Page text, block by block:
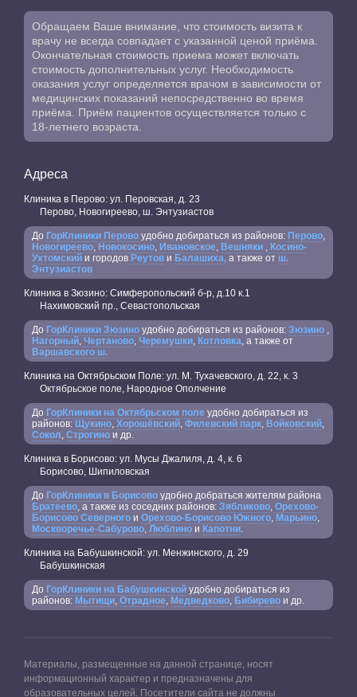
Обращаем Ваше внимание, что стоимость визита к
врачу не всегда совпадает с указанной ценой приёма.
Окончательная стоимость приема может включать
стоимость дополнительных услуг. Необходимость
оказания услуг определяется врачом в зависимости от
медицинских показаний непосредственно во время
приёма. Приём пациентов осуществляется только с
18-летнего возраста.
Адреса
Клиника в Перово: ул. Перовская, д. 23
Перово, Новогиреево, ш. Энтузиастов
До ГорКлиники Перово удобно добираться из районов: Перово,
Новогиреево, Новокосино, Ивановское, Вешняки , Косино-
Ухтомский и городов Реутов и Балашиха, а также от ш.
Энтузиастов
Клиника в Зюзино: Симферопольский б-р, д.10 к.1
Нахимовский пр., Севастопольская
До ГорКлиники Зюзино удобно добираться из районов: Зюзино ,
Нагорный, Чертаново, Черемушки, Котловка, а также от
Варшавского ш.
Клиника на Октябрьском Поле: ул. М. Тухачевского, д. 22, к. 3
Октябрьское поле, Народное Ополчение
До ГорКлиники на Октябрьском поле удобно добираться из
районов: Щукино, Хорошёвский, Филевский парк, Войковский,
Сокол, Строгино и др.
Клиника в Борисово: ул. Мусы Джалиля, д. 4, к. 6
Борисово, Шипиловская
До ГорКлиники в Борисово удобно добраться жителям района
Братеево, а также из соседних районов: Зябликово, Орехово-
Борисово Северного и Орехово-Борисово Южного, Марьино,
Москворечье-Сабурово, Люблино и Капотни.
Клиника на Бабушкинской: ул. Менжинского, д. 29
Бабушкинская
До ГорКлиники на Бабушкинской удобно добираться из
районов: Мытищи, Отрадное, Медведково, Бибирево и др.
Материалы, размещенные на данной странице, носят
информационный характер и предназначены для
образовательных целей. Посетители сайта не должны